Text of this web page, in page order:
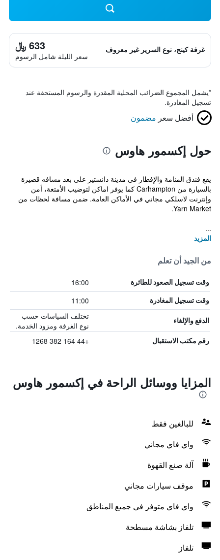
غرفة كينج، نوع السرير غير معروف 633 ﷼
سعر الليلة شامل الرسوم
*يشمل المجموع الضرائب المحلية المقدرة والرسوم المستحقة عند
تسجيل المغادرة.
أفضل سعر مضمون
حول إكسمور هاوس
يقع فندق المنامة والإفطار في مدينة دانستير على بعد مسافه قصيرة
بالسيارة من Carhampton كما يوفر اماكن لتوضيب الأمتعة، أمن
وإنترنت لاسلكي مجاني في الأماكن العامة. ضمن مسافة لحظات من
Yarn Market.
...
المزيد
من الجيد أن تعلم
وقت تسجيل الصعود للطائرة 16:00
وقت تسجيل المغادرة 11:00
الدفع والإلغاء
تختلف السياسات حسب
نوع الغرفة ومزود الخدمة.
رقم مكتب الاستقبال +44 164 382 1268
المزايا ووسائل الراحة في إكسمور هاوس
للبالغين فقط
واي فاي مجاني
آلة صنع القهوة
موقف سيارات مجاني
واي فاي متوفر في جميع المناطق
تلفاز بشاشة مسطحة
تلفاز